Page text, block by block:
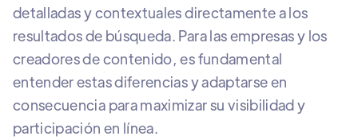
detalladas y contextuales directamente a los
resultados de búsqueda. Para las empresas y los
creadores de contenido, es fundamental
entender estas diferencias y adaptarse en
consecuencia para maximizar su visibilidad y
participación en línea.